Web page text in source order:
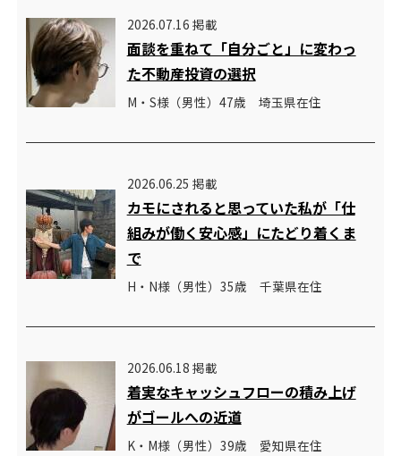
2026.07.16 掲載
面談を重ねて「自分ごと」に変わっ
た不動産投資の選択
M・S様（男性）47歳 埼玉県在住
2026.06.25 掲載
カモにされると思っていた私が「仕
組みが働く安心感」にたどり着くま
で
H・N様（男性）35歳 千葉県在住
2026.06.18 掲載
着実なキャッシュフローの積み上げ
がゴールへの近道
K・M様（男性）39歳 愛知県在住